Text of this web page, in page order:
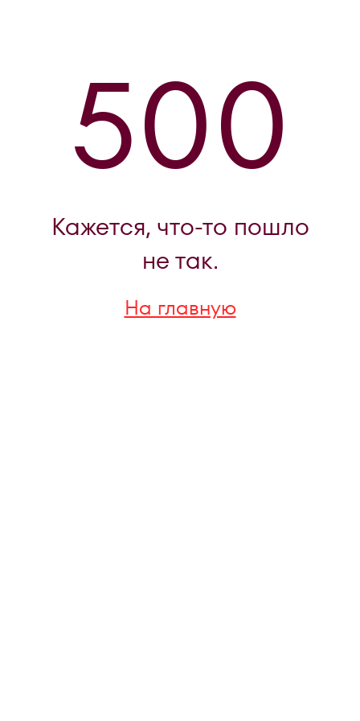
500
Кажется, что-то пошло
не так.
На главную